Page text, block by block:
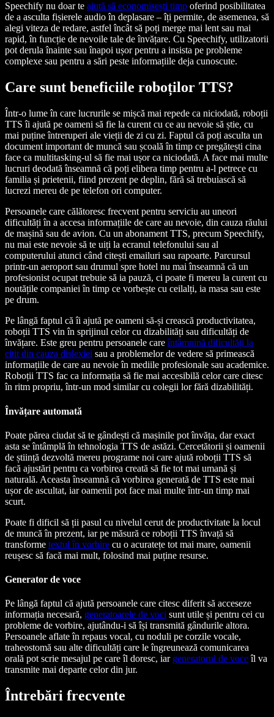
Speechify nu doar te ajută să economisești timp oferind posibilitatea
de a asculta fișierele audio în deplasare – îți permite, de asemenea, să
alegi viteza de redare, astfel încât să poți merge mai lent sau mai
rapid, în funcție de nevoile tale de învățare. Cu Speechify, utilizatorii
pot derula înainte sau înapoi ușor pentru a insista pe probleme
complexe sau pentru a sări peste informațiile deja cunoscute.
Care sunt beneficiile roboților TTS?
Într-o lume în care lucrurile se mișcă mai repede ca niciodată, roboții
TTS îi ajută pe oameni să fie la curent cu ce au nevoie să știe, cu
mai puține întreruperi ale vieții de zi cu zi. Faptul că poți asculta un
document important de muncă sau școală în timp ce pregătești cina
face ca multitasking-ul să fie mai ușor ca niciodată. A face mai multe
lucruri deodată înseamnă că poți elibera timp pentru a-l petrece cu
familia și prietenii, fiind prezent pe deplin, fără să trebuiască să
lucrezi mereu de pe telefon ori computer.
Persoanele care călătoresc frecvent pentru serviciu au uneori
dificultăți în a accesa informațiile de care au nevoie, din cauza răului
de mașină sau de avion. Cu un abonament TTS, precum Speechify,
nu mai este nevoie să te uiți la ecranul telefonului sau al
computerului atunci când citești emailuri sau rapoarte. Parcursul
printr-un aeroport sau drumul spre hotel nu mai înseamnă că un
profesionist ocupat trebuie să ia pauză, ci poate fi mereu la curent cu
noutățile companiei în timp ce vorbește cu ceilalți, ia masa sau este
pe drum.
Pe lângă faptul că îi ajută pe oameni să-și crească productivitatea,
roboții TTS vin în sprijinul celor cu dizabilități sau dificultăți de
învățare. Este greu pentru persoanele careîntâmpină dificultăți la
citit din cauza dislexiei sau a problemelor de vedere să primească
informațiile de care au nevoie în mediile profesionale sau academice.
Roboții TTS fac ca informația să fie mai accesibilă celor care citesc
în ritm propriu, într-un mod similar cu colegii lor fără dizabilități.
Învățare automată
Poate părea ciudat să te gândești că mașinile pot învăța, dar exact
asta se întâmplă în tehnologia TTS de astăzi. Cercetătorii și oamenii
de știință dezvoltă mereu programe noi care ajută roboții TTS să
facă ajustări pentru ca vorbirea creată să fie tot mai umană și
naturală. Aceasta înseamnă că vorbirea generată de TTS este mai
ușor de ascultat, iar oamenii pot face mai multe într-un timp mai
scurt.
Poate fi dificil să ții pasul cu nivelul cerut de productivitate la locul
de muncă în prezent, iar pe măsură ce roboții TTS învață să
transforme textul în vorbire cu o acuratețe tot mai mare, oamenii
reușesc să facă mai mult, folosind mai puține resurse.
Generator de voce
Pe lângă faptul că ajută persoanele care citesc diferit să acceseze
informația necesară, generatoarele de voci sunt utile și pentru cei cu
probleme de vorbire, ajutându-i să își transmită gândurile altora.
Persoanele aflate în repaus vocal, cu noduli pe corzile vocale,
traheostomă sau alte dificultăți care le îngreunează comunicarea
orală pot scrie mesajul pe care îl doresc, iar generatorul de voceîl va
transmite mai departe celor din jur.
Întrebări frecvente